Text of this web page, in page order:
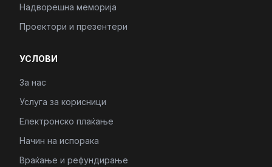
Надворешна меморија
Проектори и презентери
УСЛОВИ
За нас
Услуга за корисници
Електронско плаќање
Начин на испорака
Враќање и рефундирање